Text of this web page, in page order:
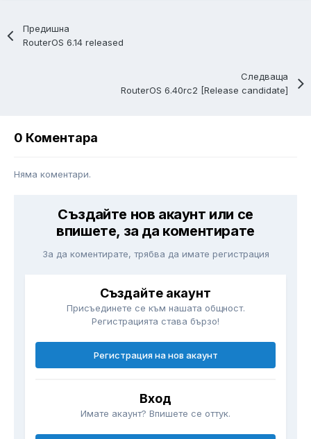
Предишна
RouterOS 6.14 released
Следваща
RouterOS 6.40rc2 [Release candidate]
0 Коментара
Няма коментари.
Създайте нов акаунт или се
впишете, за да коментирате
За да коментирате, трябва да имате регистрация
Създайте акаунт
Присъединете се към нашата общност.
Регистрацията става бързо!
Регистрация на нов акаунт
Вход
Имате акаунт? Впишете се оттук.